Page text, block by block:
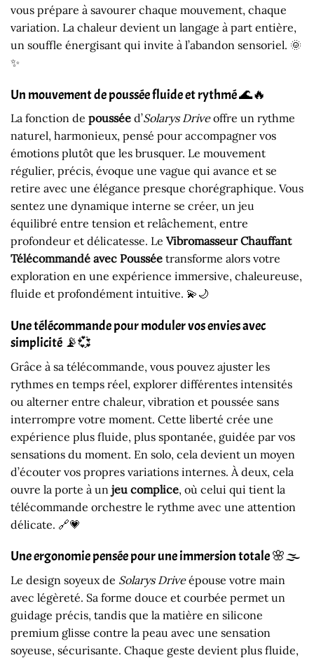
vous prépare à savourer chaque mouvement, chaque
variation. La chaleur devient un langage à part entière,
un souffle énergisant qui invite à l’abandon sensoriel. 🌞
✨
Un mouvement de poussée fluide et rythmé 🌊🔥
La fonction de poussée d’Solarys Driveoffre un rythme
naturel, harmonieux, pensé pour accompagner vos
émotions plutôt que les brusquer. Le mouvement
régulier, précis, évoque une vague qui avance et se
retire avec une élégance presque chorégraphique. Vous
sentez une dynamique interne se créer, un jeu
équilibré entre tension et relâchement, entre
profondeur et délicatesse. Le Vibromasseur Chauffant
Télécommandé avec Poussée transforme alors votre
exploration en une expérience immersive, chaleureuse,
fluide et profondément intuitive. 💫🌙
Une télécommande pour moduler vos envies avec
simplicité 📡💞
Grâce à sa télécommande, vous pouvez ajuster les
rythmes en temps réel, explorer différentes intensités
ou alterner entre chaleur, vibration et poussée sans
interrompre votre moment. Cette liberté crée une
expérience plus fluide, plus spontanée, guidée par vos
sensations du moment. En solo, cela devient un moyen
d’écouter vos propres variations internes. À deux, cela
ouvre la porte à un jeu complice, où celui qui tient la
télécommande orchestre le rythme avec une attention
délicate. 🔗💗
Une ergonomie pensée pour une immersion totale 🌸🌫️
Le design soyeux de Solarys Driveépouse votre main
avec légèreté. Sa forme douce et courbée permet un
guidage précis, tandis que la matière en silicone
premium glisse contre la peau avec une sensation
soyeuse, sécurisante. Chaque geste devient plus fluide,